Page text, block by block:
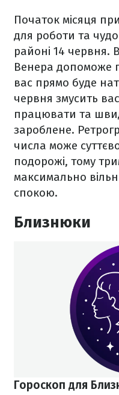
Початок місяця
для роботи та
районі 14 червня.
Венера допоможе
вас прямо буде
червня змусить
працювати та
зароблене.
числа може
подорожі, тому
максимально
спокою.
Близнюки
Гороскоп для